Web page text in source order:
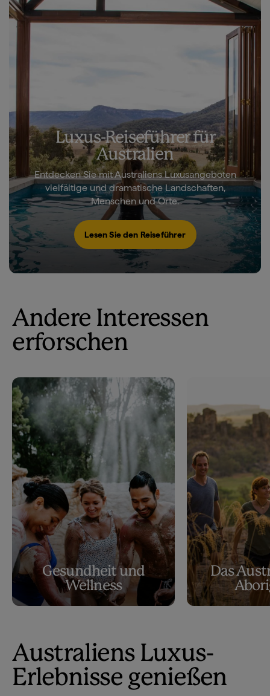
Luxus-Reiseführer für
Australien
Entdecken Sie mit Australiens Luxusangeboten
vielfältige und dramatische Landschaften,
Menschen und Orte.
Lesen Sie den Reiseführer
Andere Interessen
erforschen
Gesundheit und
Wellness
Das
Australiens Luxus-
Erlebnisse genießen